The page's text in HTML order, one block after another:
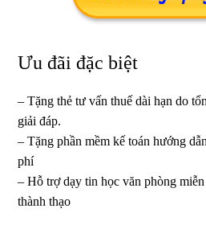
Ưu đãi đặc biệt
– Tặng thẻ tư vấn thuế dài hạn do
giải đáp.
– Tặng phần mềm kế toán hướng
phí
– Hỗ trợ dạy tin học văn phòng
thành thạo